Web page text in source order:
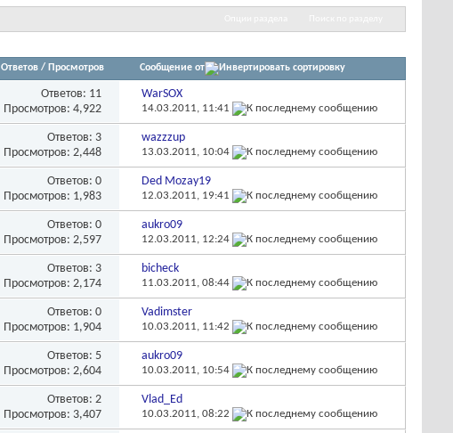
Ответов / Просмотров Сообщение от
Ответов: 11
Просмотров: 4,922
WarSOX
14.03.2011, 11:41
Ответов: 3
Просмотров: 2,448
wazzzup
13.03.2011, 10:04
Ответов:0
Просмотров: 1,983
Ded Mozay19
12.03.2011, 19:41
Ответов:0
Просмотров: 2,597
aukro09
12.03.2011, 12:24
Ответов: 3
Просмотров: 2,174
bicheck
11.03.2011, 08:44
Ответов:0
Просмотров: 1,904
Vadimster
10.03.2011, 11:42
Ответов: 5
Просмотров: 2,604
aukro09
10.03.2011, 10:54
Ответов:2
Просмотров: 3,407
Vlad_Ed
10.03.2011, 08:22